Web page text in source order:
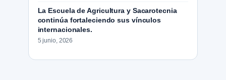
La Escuela de Agricultura y Sacarotecnia
continúa fortaleciendo sus vínculos
internacionales.
5 junio, 2026